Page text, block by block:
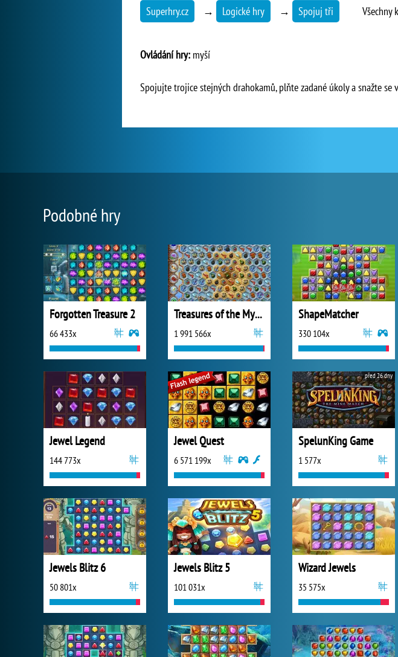
Superhry.cz → Logické hry → Spojuj tři Všechny
Ovládání hry: myší
Spojujte trojice stejných drahokamů, plňte zadané úkoly a snažte se
Podobné hry
Forgotten Treasure 2
66 433x
Treasures of the Mystic Sea
1 991 566x
ShapeMatcher
330 104x
Jewel Legend
144 773x
Jewel Quest
6 571 199x
SpelunKing Game
1 577x
před 26 dny
Jewels Blitz 6
50 801x
Jewels Blitz 5
101 031x
Wizard Jewels
35 575x